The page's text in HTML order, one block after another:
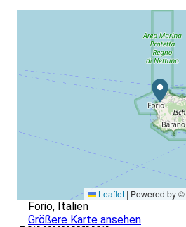
Leaflet | Powered by ©
Forio, Italien
Größere Karte ansehen